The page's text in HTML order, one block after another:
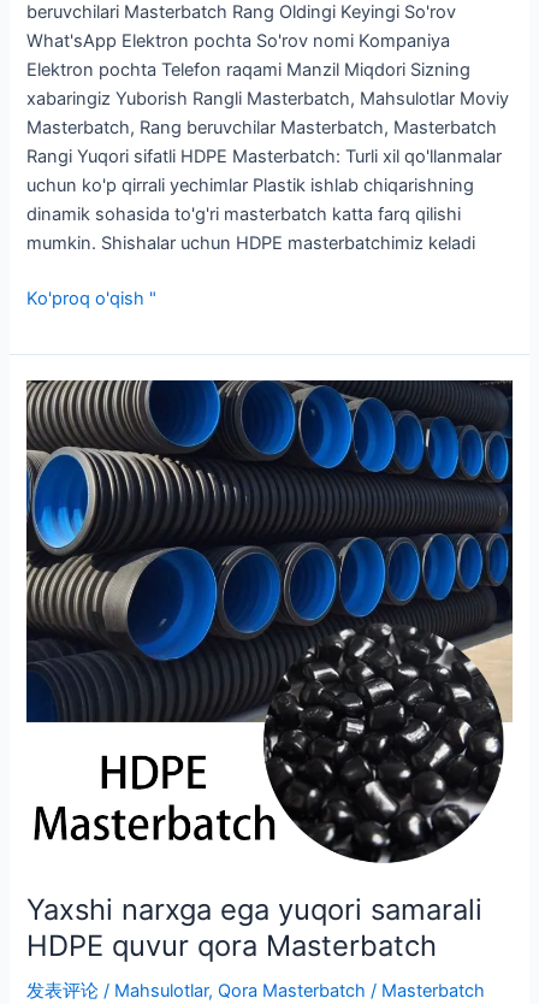
beruvchilari Masterbatch Rang Oldingi Keyingi So'rov
What'sApp Elektron pochta So'rov nomi Kompaniya
Elektron pochta Telefon raqami Manzil Miqdori Sizning
xabaringiz Yuborish Rangli Masterbatch, Mahsulotlar Moviy
Masterbatch, Rang beruvchilar Masterbatch, Masterbatch
Rangi Yuqori sifatli HDPE Masterbatch: Turli xil qo'llanmalar
uchun ko'p qirrali yechimlar Plastik ishlab chiqarishning
dinamik sohasida to'g'ri masterbatch katta farq qilishi
mumkin. Shishalar uchun HDPE masterbatchimiz keladi
Ko'proq o'qish "
Yaxshi narxga ega yuqori samarali
HDPE quvur qora Masterbatch
发表评论 / Mahsulotlar,Qora Masterbatch / Masterbatch
Yaxshi
narxga
ega
yuqori
samarali
HDPE
quvur
qora
Masterbatch